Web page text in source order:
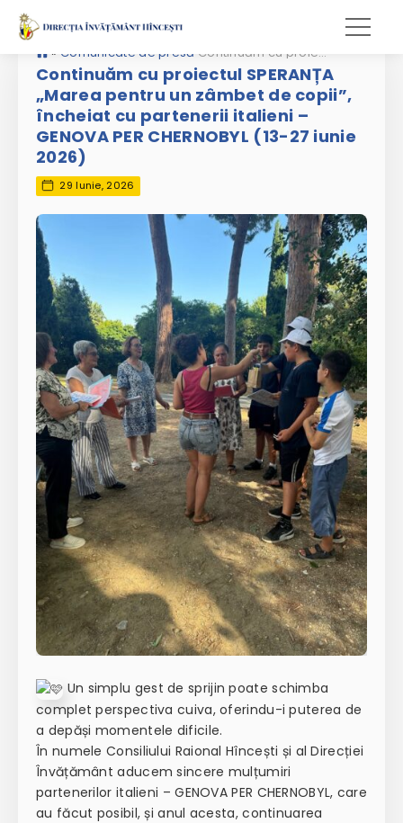
» Comunicate de presă Continuăm cu proiectul SPERANȚA „Marea pentru un zâmbet de copii”, încheiat cu partenerii italieni – GENOVA PER CHERNOBYL (13-27 iunie 2026)
Continuăm cu proiectul SPERANȚA
„Marea pentru un zâmbet de copii”,
încheiat cu partenerii italieni –
GENOVA PER CHERNOBYL (13-27 iunie
2026)
29 Iunie, 2026
Un simplu gest de sprijin poate schimba
complet perspectiva cuiva, oferindu-i puterea de
a depăși momentele dificile.
În numele Consiliului Raional Hîncești și al Direcției
Învățământ aducem sincere mulțumiri
partenerilor italieni – GENOVA PER CHERNOBYL, care
au făcut posibil, și anul acesta, continuarea